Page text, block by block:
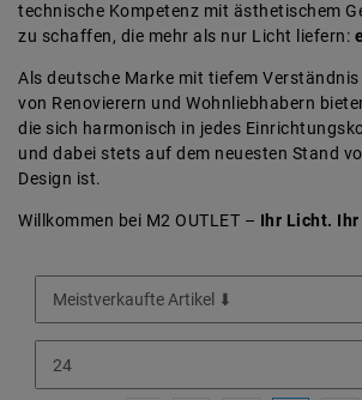
technische Kompetenz mit ästhetischem
zu schaffen, die mehr als nur Licht liefern:
Als deutsche Marke mit tiefem
von Renovierern und Wohnliebhabern
die sich harmonisch in jedes
und dabei stets auf dem neuesten Stand
Design ist.
Willkommen bei M2 OUTLET – Ihr Licht.